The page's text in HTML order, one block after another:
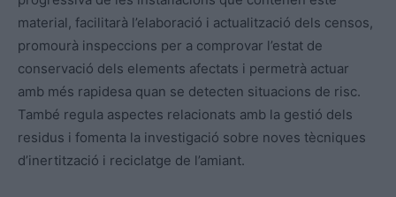
material, facilitarà l’elaboració i actualització dels censos,
promourà inspeccions per a comprovar l’estat de
conservació dels elements afectats i permetrà actuar
amb més rapidesa quan se detecten situacions de risc.
També regula aspectes relacionats amb la gestió dels
residus i fomenta la investigació sobre noves tècniques
d’inertització i reciclatge de l’amiant.